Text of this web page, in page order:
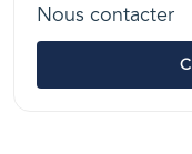
Nous contacter